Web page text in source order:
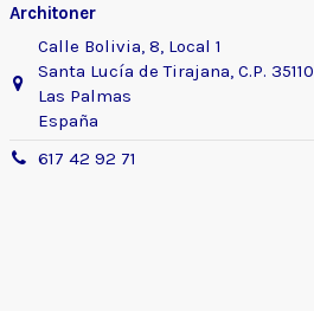
Architoner
Calle Bolivia, 8, Local 1
Santa Lucía de Tirajana, C.P. 35110
Las Palmas
España
617 42 92 71